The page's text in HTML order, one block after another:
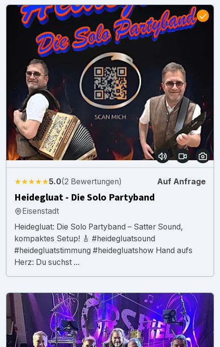
★★★★★5.0(2 Bewertungen) Auf Anfrage
Heidegluat - Die Solo Partyband
Eisenstadt
Heidegluat: Die Solo Partyband – Satter Sound,
kompaktes Setup! 🎸 #heidegluatsound
#heidegluatstimmung #heidegluatshow Hand aufs
Herz: Du suchst ...